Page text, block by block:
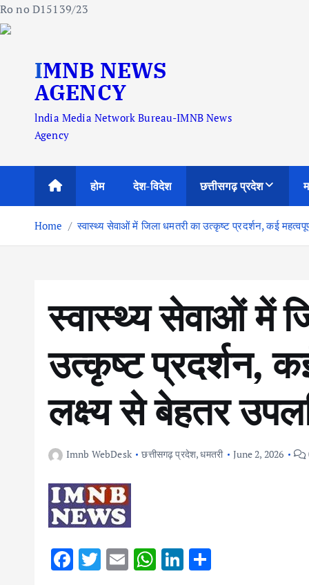
Ro no D15139/23
IMNB NEWS
AGENCY
lndia Media Network Bureau-IMNB News
Agency
होम देश-विदेश छत्तीसगढ़ प्रदेश
Home स्वास्थ्य सेवाओं में जिला धमतरी का उत्कृष्ट प्रदर्शन, कई
स्वास्थ्य सेवाओं में
उत्कृष्ट प्रदर्शन,
लक्ष्य से बेहतर
Imnb WebDesk छत्तीसगढ़ प्रदेश,धमतरी June 2, 2026
F T E W Li